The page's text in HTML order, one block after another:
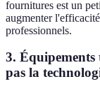
fournitures est un
augmenter
professionnels.
3. Équipements
pas la